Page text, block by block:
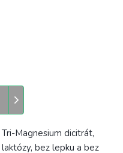
Magnesium dicitrát,
bez lepku a bez